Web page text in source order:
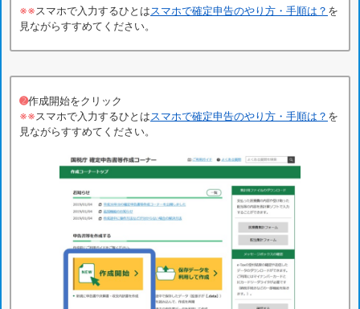
※※スマホで入力するひとはスマホで確定申告のやり方・手順は？ を
見ながらすすめてください。
➋作成開始をクリック
※※スマホで入力するひとはスマホで確定申告のやり方・手順は？ を
見ながらすすめてください。